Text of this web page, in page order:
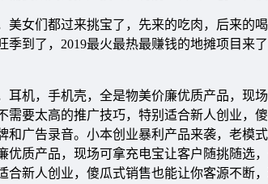
美女们都过来挑宝了，先来的吃肉，后来的
季到了，2019最火最热最赚钱的地摊项目来
耳机，手机壳，全是物美价廉优质产品，现
需要太高的推广技巧，特别适合新人创业，
和广告录音。小本创业暴利产品来袭，老模
优质产品，现场可拿充电宝让客户随挑随选
合新人创业，傻瓜式销售也能让你客源不断